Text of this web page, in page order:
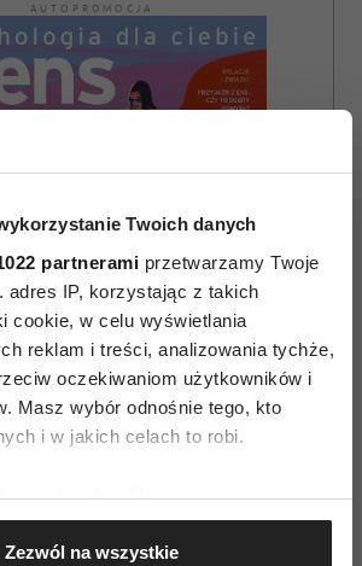
Twoich danych
partnerami przetwarzamy Twoje
adres IP, korzystając z takich
cookie, w celu wyświetlania
reklam i treści, analizowania tychże,
oczekiwaniom użytkowników i
Masz wybór odnośnie tego, kto
i w jakich celach to robi.
zgodę, chcielibyśmy również:
dane dotyczące Twojej lokalizacji
z dokładnością nawet do kilku metrów
Zezwól na wszystkie
AUTOPROMOCJA
ZAMÓW